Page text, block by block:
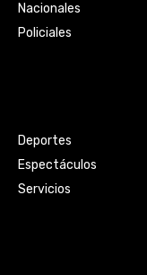
Nacionales
Policiales
Deportes
Espectáculos
Servicios